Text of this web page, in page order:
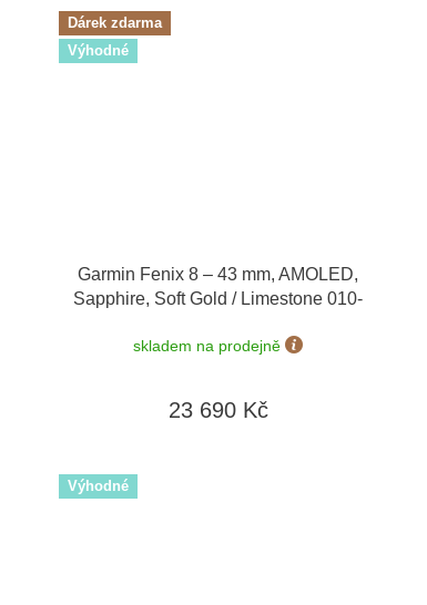
Dárek zdarma
Výhodné
Garmin Fenix 8 – 43 mm, AMOLED,
Sapphire, Soft Gold / Limestone 010-
Czech PRO Voucher + náušnice Guess
skladem na prodejně
23 690 Kč
Výhodné